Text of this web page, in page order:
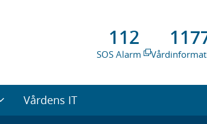
112
SOS Alarm
Vårdens IT